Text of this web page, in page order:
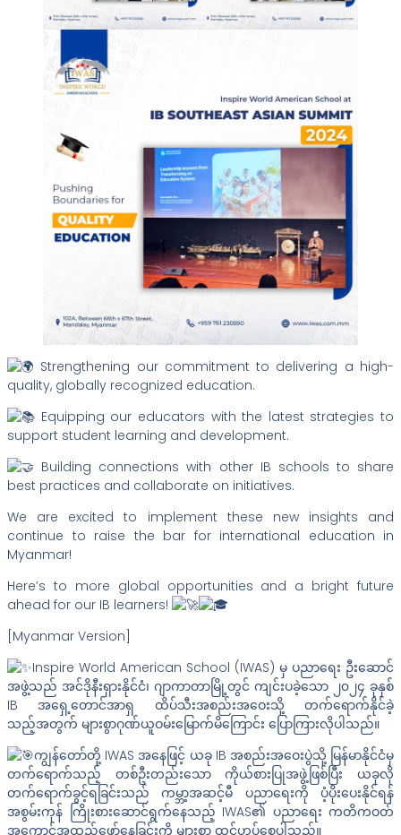
Strengthening our commitment to delivering a high-
quality, globally recognized education.
Equipping our educators with the latest strategies to
support student learning and development.
Building connections with other IB schools to share
best practices and collaborate on initiatives.
We are excited to implement these new insights and
continue to raise the bar for international education in
Myanmar!
Here’s to more global opportunities and a bright future
ahead for our IB learners!
[Myanmar Version]
Inspire World American School (IWAS) မှ ပညာရေး ဦးဆောင်
အဖွဲ့သည် အင်ဒိုနီးရှားနိုင်ငံ၊ ဂျာကာတာမြို့တွင် ကျင်းပခဲ့သော ၂၀၂၄ ခုနှစ်
IB အရှေ့တောင်အာရှ ထိပ်သီးအစည်းအဝေးသို့ တက်ရောက်နိုင်ခဲ့
သည့်အတွက် များစွာဂုဏ်ယူဝမ်းမြောက်မိကြောင်း ပြောကြားလိုပါသည်။
ကျွန်တော်တို့ IWAS အနေဖြင့် ယခု IB အစည်းအဝေးပွဲသို့ မြန်မာနိုင်ငံမှ
တက်ရောက်သည့် တစ်ဦးတည်းသော ကိုယ်စားပြုအဖွဲ့ဖြစ်ပြီး ယခုလို
တက်ရောက်ခွင့်ရခြင်းသည် ကမ္ဘာ့အဆင့်မီ ပညာရေးကို ပံ့ပိုးပေးနိုင်ရန်
အစွမ်းကုန် ကြိုးစားဆောင်ရွက်နေသည့် IWAS၏ ပညာရေး ကတိကဝတ်
အကောင်အထည်ဖော်နေခြင်းကို များစွာ ထင်ဟပ်စေပါသည်။